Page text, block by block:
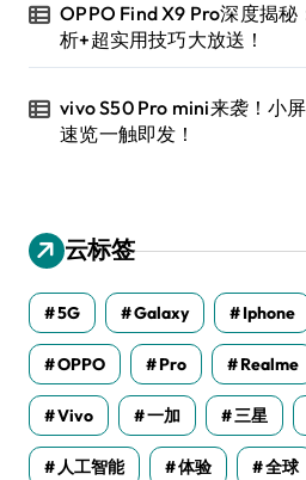
OPPO Find X9 Pro深度揭秘
析+超实用技巧大放送！
vivo S50 Pro mini来袭！小
速览一触即发！
云标签
5G Galaxy Iphone
OPPO Pro Realme
Vivo 一加 三星
人工智能 体验 全球